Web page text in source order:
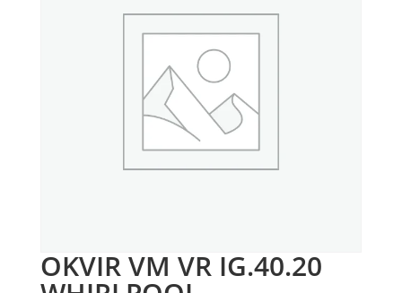
OKVIR VM VR IG.40.20